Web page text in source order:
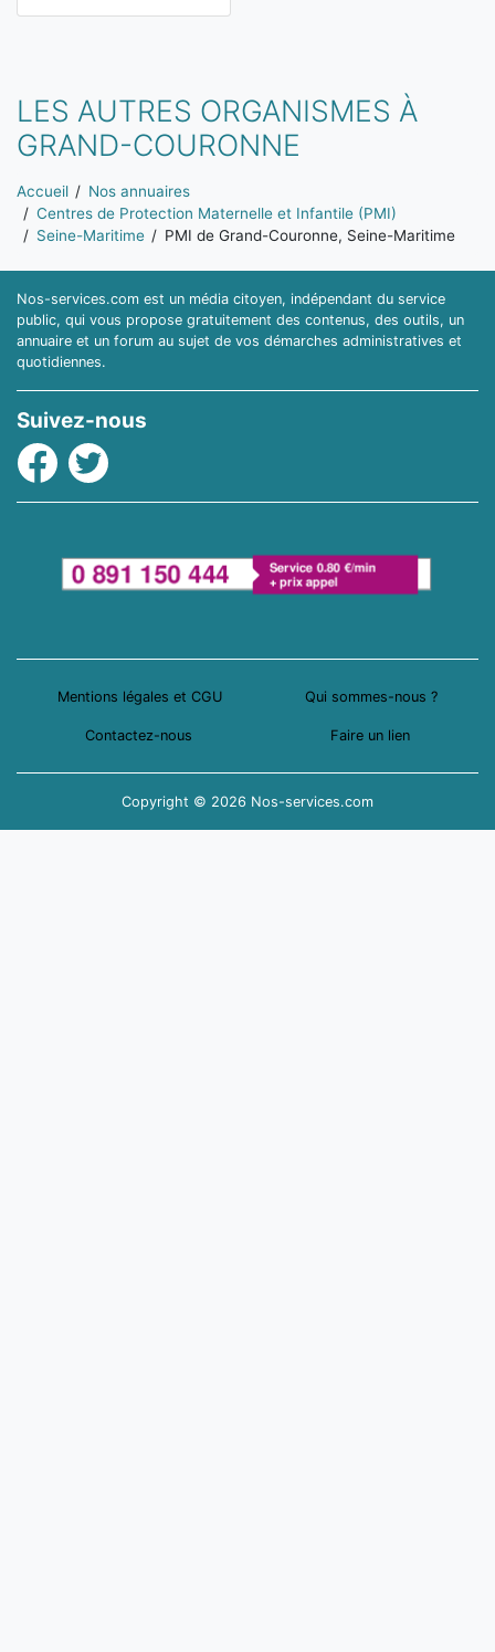
LES AUTRES ORGANISMES À
GRAND-COURONNE
Vous êtes ici:
Accueil
Nos annuaires
Centres de Protection Maternelle et Infantile (PMI)
Seine-Maritime
PMI de Grand-Couronne, Seine-Maritime
Nos-services.com est un média citoyen, indépendant du service
public, qui vous propose gratuitement des contenus, des outils, un
annuaire et un forum au sujet de vos démarches administratives et
quotidiennes.
Suivez-nous
Facebook
Twitter
Mentions légales et CGU Qui sommes-nous ?
Contactez-nous Faire un lien
Copyright © 2026 Nos-services.com